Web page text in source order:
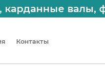
валы, фары,
Контакты